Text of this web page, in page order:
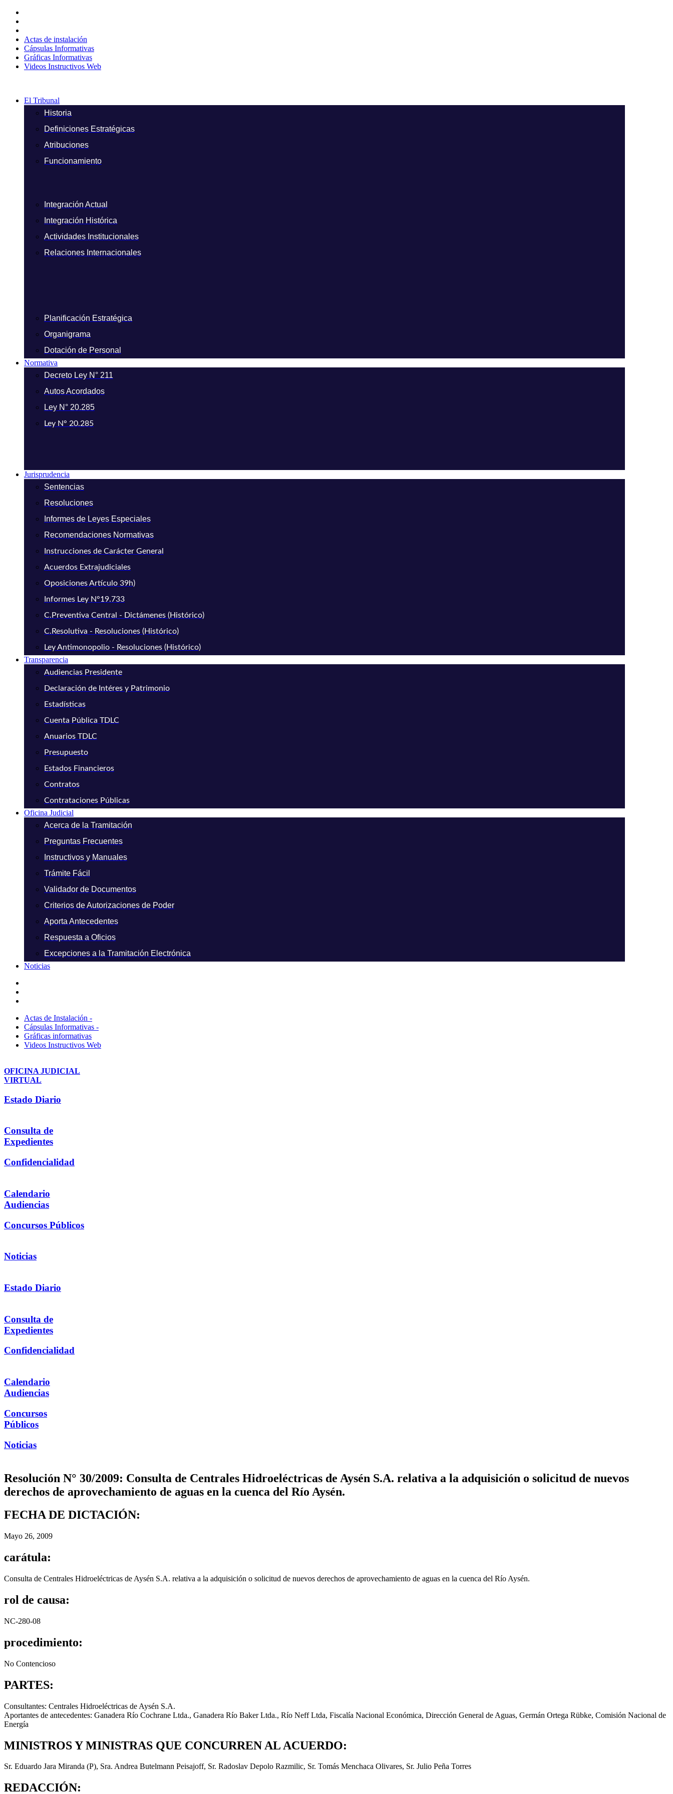
contenido
Actas de instalación
Cápsulas Informativas
Gráficas Informativas
Videos Instructivos Web
El Tribunal
Historia
Definiciones Estratégicas
Atribuciones
Funcionamiento
Integración Actual
Integración Histórica
Actividades Institucionales
Relaciones Internacionales
Planificación Estratégica
Organigrama
Dotación de Personal
Normativa
Decreto Ley N° 211
Autos Acordados
Ley N° 20.285
Ley N° 20.285
Jurisprudencia
Sentencias
Resoluciones
Informes de Leyes Especiales
Recomendaciones Normativas
Instrucciones de Carácter General
Acuerdos Extrajudiciales
Oposiciones Artículo 39h)
Informes Ley N°19.733
C.Preventiva Central - Dictámenes (Histórico)
C.Resolutiva - Resoluciones (Histórico)
Ley Antimonopolio - Resoluciones (Histórico)
Transparencia
Audiencias Presidente
Declaración de Intéres y Patrimonio
Estadísticas
Cuenta Pública TDLC
Anuarios TDLC
Presupuesto
Estados Financieros
Contratos
Contrataciones Públicas
Oficina Judicial
Acerca de la Tramitación
Preguntas Frecuentes
Instructivos y Manuales
Trámite Fácil
Validador de Documentos
Criterios de Autorizaciones de Poder
Aporta Antecedentes
Respuesta a Oficios
Excepciones a la Tramitación Electrónica
Noticias
Actas de Instalación -
Cápsulas Informativas -
Gráficas informativas
Videos Instructivos Web
OFICINA JUDICIAL
VIRTUAL
Estado Diario
Consulta de
Expedientes
Confidencialidad
Calendario
Audiencias
Concursos Públicos
Noticias
Estado Diario
Consulta de
Expedientes
Confidencialidad
Calendario
Audiencias
Concursos
Públicos
Noticias
Resolución N° 30/2009: Consulta de Centrales Hidroeléctricas de Aysén S.A. relativa a la adquisición o solicitud de nuevos
derechos de aprovechamiento de aguas en la cuenca del Río Aysén.
FECHA DE DICTACIÓN:
Mayo 26, 2009
carátula:
Consulta de Centrales Hidroeléctricas de Aysén S.A. relativa a la adquisición o solicitud de nuevos derechos de aprovechamiento de aguas en la cuenca del Río Aysén.
rol de causa:
NC-280-08
procedimiento:
No Contencioso
PARTES:
Consultantes: Centrales Hidroeléctricas de Aysén S.A.
Aportantes de antecedentes: Ganadera Río Cochrane Ltda., Ganadera Río Baker Ltda., Río Neff Ltda, Fiscalía Nacional Económica, Dirección General de Aguas, Germán Ortega Rübke, Comisión Nacional de
Energía
MINISTROS Y MINISTRAS QUE CONCURREN AL ACUERDO:
Sr. Eduardo Jara Miranda (P), Sra. Andrea Butelmann Peisajoff, Sr. Radoslav Depolo Razmilic, Sr. Tomás Menchaca Olivares, Sr. Julio Peña Torres
REDACCIÓN: